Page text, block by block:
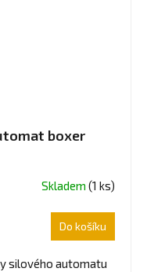
boxer
Skladem (1 ks)
Do košíku
silového automatu